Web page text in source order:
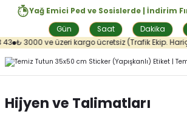
Yağ Emici Ped ve Sosislerde | İndirim
Gün
Saat Dakika
₺ 3000 ve üzeri kargo ücretsiz (Trafik Ekip.
Hijyen ve Talimatları